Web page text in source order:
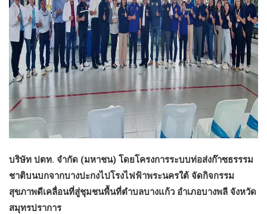
บริษัท ปตท. จำกัด (มหาชน) โดยโครงการระบบท่อส่งก๊าซธรรรม
ชาติบนบกจากบางปะกงไปโรงไฟฟ้าพระนครใต้ จัดกิจกรรม
สุขภาพดีเคลื่อนที่สู่ชุมชนพื้นที่ตำบลบางแก้ว อำเภอบางพลี จังหวัด
สมุทรปราการ